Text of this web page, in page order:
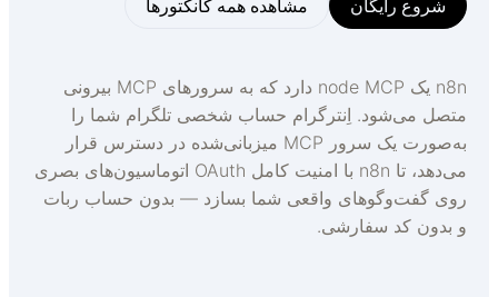
شروع رایگان مشاهده همه کانکتورها
n8n یک node ‌MCP دارد که به سرورهای MCP بیرونی
می‌شود. اِنترگرام حساب شخصی تلگرام شما را
به‌صورت یک سرور MCP میزبانی‌شده در دسترس قرار
می‌دهد، تا n8n با امنیت کامل OAuth اتوماسیون‌های بصری
گفت‌وگوهای واقعی شما بسازد — بدون حساب ربات
بدون کد سفارشی.